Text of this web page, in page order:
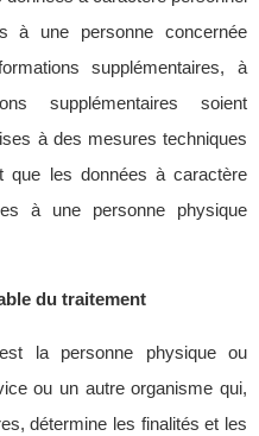
à une personne concernée
supplémentaires, à
supplémentaires soient
à des mesures techniques
que les données à caractère
à une personne physique
du traitement
la personne physique ou
ou un autre organisme qui,
détermine les finalités et les